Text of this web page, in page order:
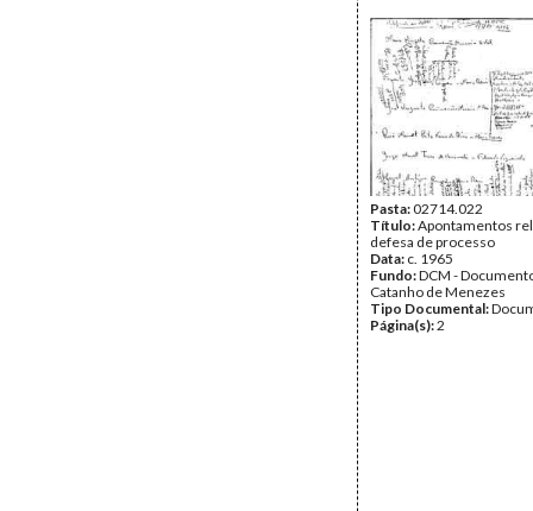
Pasta:02714.022
Título:Apontamentos
defesa de processo
Data: c. 1965
Fundo:DCM -
Catanho de Menezes
Tipo Documental:
Página(s):2